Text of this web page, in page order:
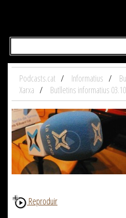
Podcasts.cat Informatius
Xarxa
Butlletins informatius
Reproduir